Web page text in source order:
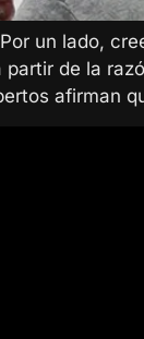
un lado,
de la
afirman